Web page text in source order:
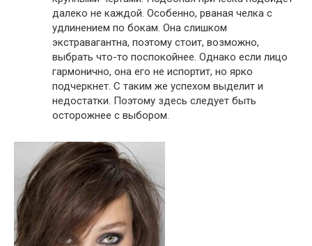
далеко не каждой. Особенно, рваная челка с
удлинением по бокам. Она слишком
экстравагантна, поэтому стоит, возможно,
выбрать что-то поспокойнее. Однако если лицо
гармонично, она его не испортит, но ярко
подчеркнет. С таким же успехом выделит и
недостатки. Поэтому здесь следует быть
осторожнее с выбором.